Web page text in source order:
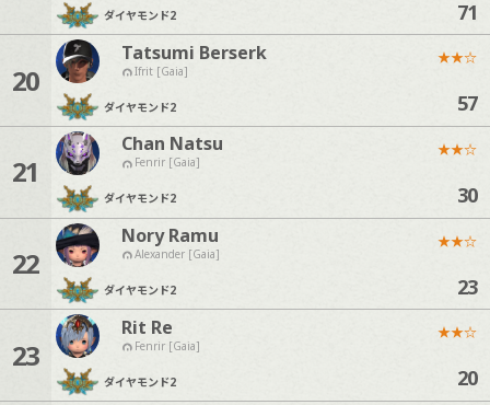
ダイヤモンド2 71
20
Tatsumi Berserk
Ifrit [Gaia]
ダイヤモンド2
★★☆
57
21
Chan Natsu
Fenrir [Gaia]
ダイヤモンド2
★★☆
30
22
Nory Ramu
Alexander [Gaia]
ダイヤモンド2
★★☆
23
23
Rit Re
Fenrir [Gaia]
ダイヤモンド2
★★☆
20